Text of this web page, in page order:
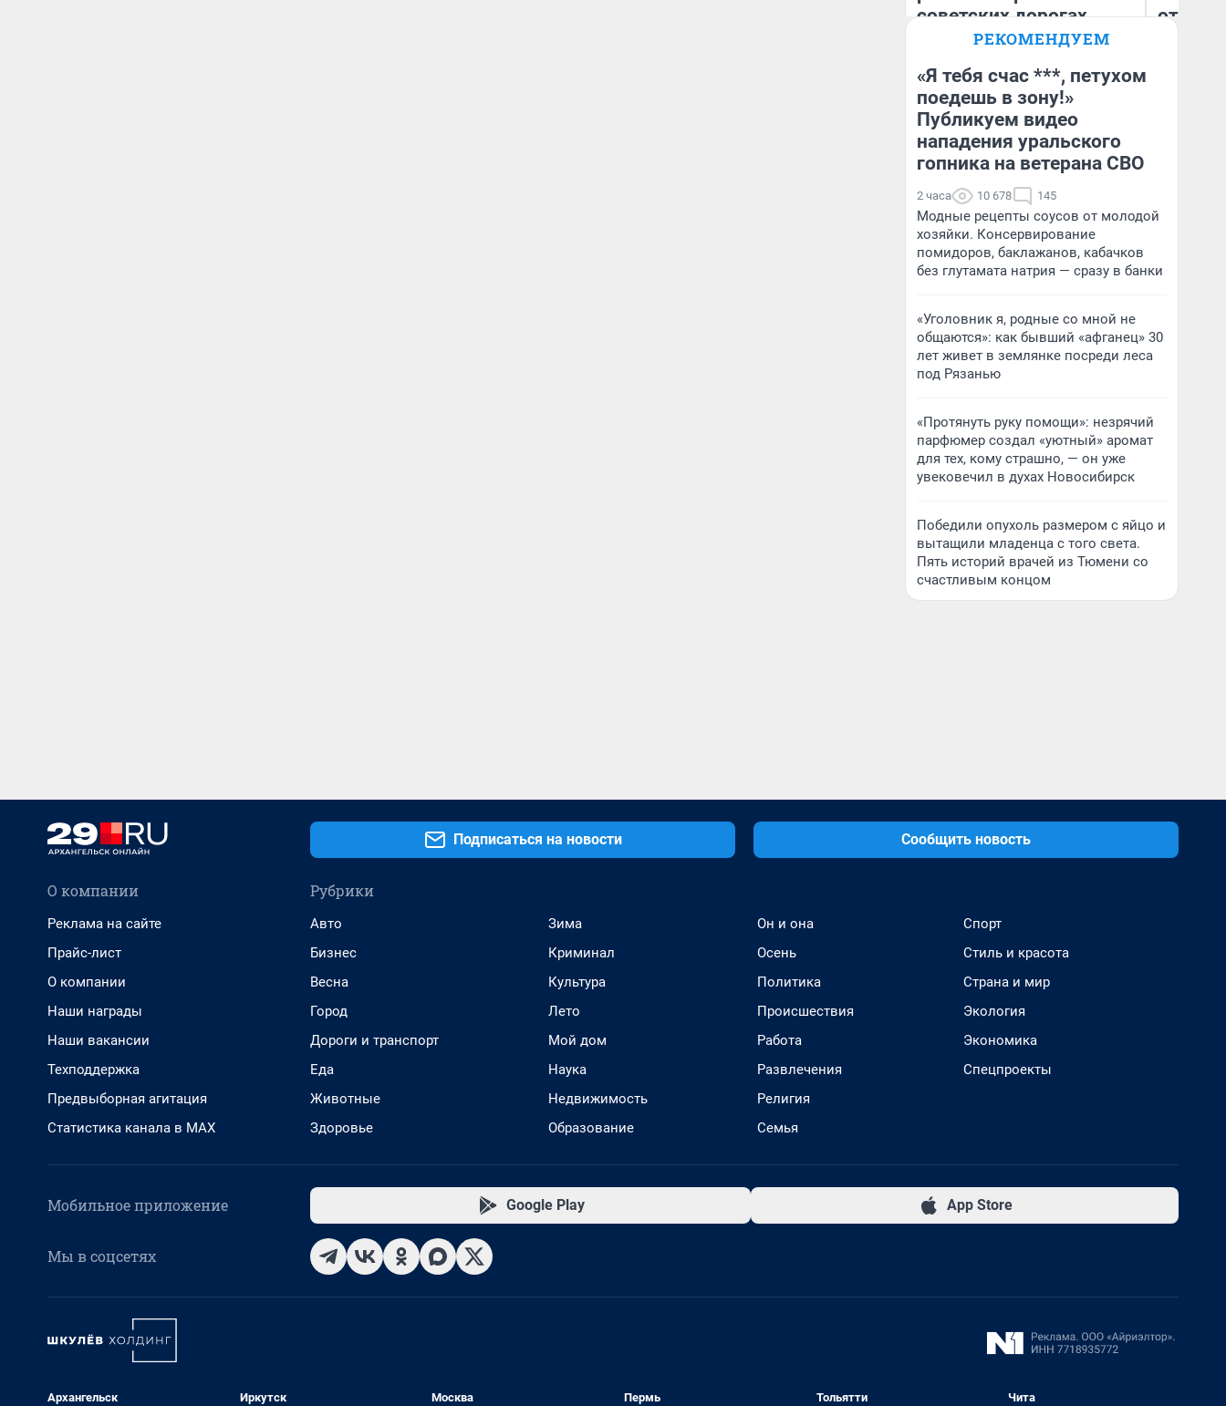
советских дорогах
Олег Арефьев
Блогер, предприниматель,
владелец в транспортном
бизнесе
отзыв
РЕКОМЕНДУЕМ
«Я тебя счас ***, петухом
поедешь в зону!»
Публикуем видео
нападения уральского
гопника на ветерана СВО
2 часа 10 678 145
Модные рецепты соусов от молодой
хозяйки. Консервирование
помидоров, баклажанов, кабачков
без глутамата натрия — сразу в банки
«Уголовник я, родные со мной не
общаются»: как бывший «афганец» 30
лет живет в землянке посреди леса
под Рязанью
«Протянуть руку помощи»: незрячий
парфюмер создал «уютный» аромат
для тех, кому страшно, — он уже
увековечил в духах Новосибирск
Победили опухоль размером с яйцо и
вытащили младенца с того света.
Пять историй врачей из Тюмени со
счастливым концом
Подписаться на новости Сообщить новость
О компании
Реклама на сайте
Прайс-лист
О компании
Наши награды
Наши вакансии
Техподдержка
Предвыборная агитация
Статистика канала в MAX
Рубрики
Авто
Бизнес
Весна
Город
Дороги и транспорт
Еда
Животные
Здоровье
Зима
Криминал
Культура
Лето
Мой дом
Наука
Недвижимость
Образование
Он и она
Осень
Политика
Происшествия
Работа
Развлечения
Религия
Семья
Спорт
Стиль и красота
Страна и мир
Экология
Экономика
Спецпроекты
Мобильное приложение Google Play App Store
Мы в соцсетях
Архангельск Иркутск Москва Пермь Тольятти Чита